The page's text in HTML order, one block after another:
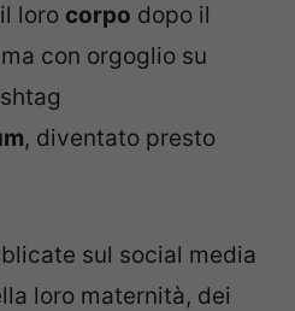
loro corpo dopo il
con orgoglio su
, diventato presto
sul social media
loro maternità, dei